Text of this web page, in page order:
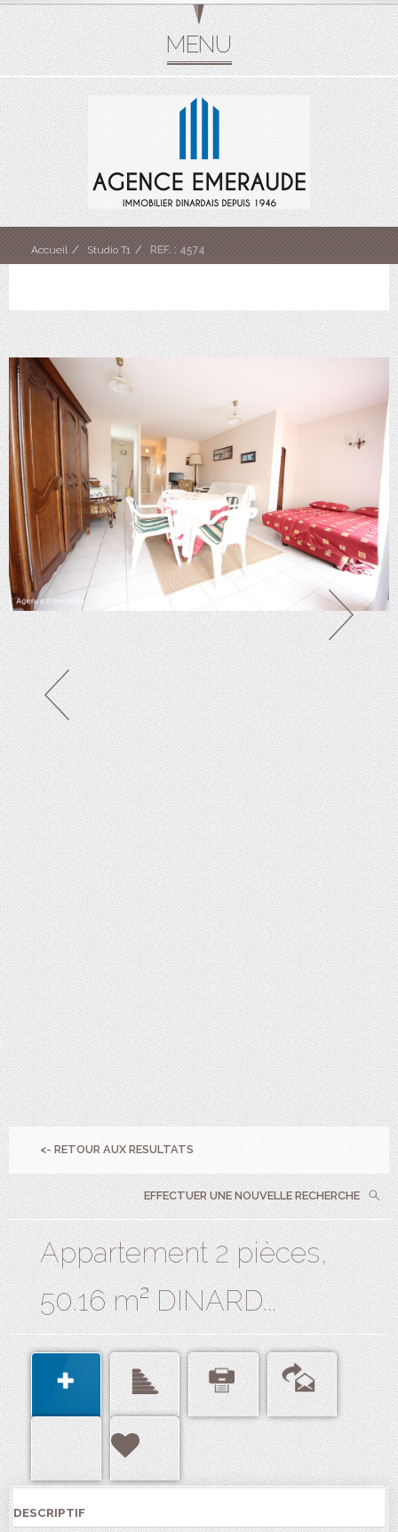
Accueil Studio T1 REF. : 4574
<- RETOUR AUX RESULTATS
EFFECTUER UNE NOUVELLE RECHERCHE
Appartement 2 pièces,
50.16 m² DINARD...
DESCRIPTIF